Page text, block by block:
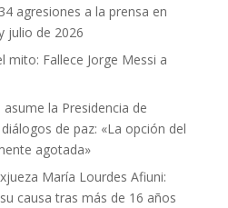
agresiones a la prensa en
julio de 2026
mito: Fallece Jorge Messi a
la Presidencia de
de paz: «La opción del
agotada»
María Lourdes Afiuni:
causa tras más de 16 años